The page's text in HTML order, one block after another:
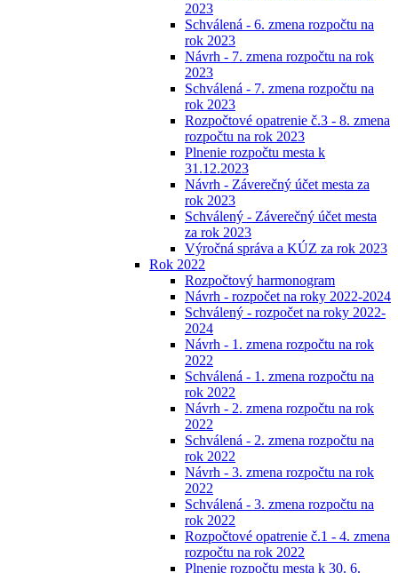
2023
Schválená - 6. zmena rozpočtu na
rok 2023
Návrh - 7. zmena rozpočtu na rok
2023
Schválená - 7. zmena rozpočtu na
rok 2023
Rozpočtové opatrenie č.3 - 8. zmena
rozpočtu na rok 2023
Plnenie rozpočtu mesta k
31.12.2023
Návrh - Záverečný účet mesta za
rok 2023
Schválený - Záverečný účet mesta
za rok 2023
Výročná správa a KÚZ za rok 2023
Rok 2022
Rozpočtový harmonogram
Návrh - rozpočet na roky 2022-2024
Schválený - rozpočet na roky 2022-
2024
Návrh - 1. zmena rozpočtu na rok
2022
Schválená - 1. zmena rozpočtu na
rok 2022
Návrh - 2. zmena rozpočtu na rok
2022
Schválená - 2. zmena rozpočtu na
rok 2022
Návrh - 3. zmena rozpočtu na rok
2022
Schválená - 3. zmena rozpočtu na
rok 2022
Rozpočtové opatrenie č.1 - 4. zmena
rozpočtu na rok 2022
Plnenie rozpočtu mesta k 30. 6.